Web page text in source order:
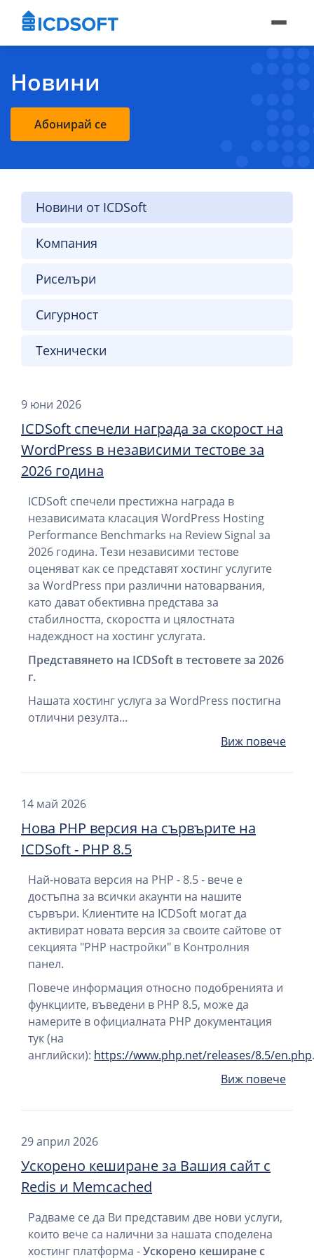
Новини
Абонирай се
Новини от ICDSoft
Компания
Риселъри
Сигурност
Технически
9 юни 2026
ICDSoft спечели награда за скорост на
WordPress в независими тестове за
2026 година
ICDSoft спечели престижна награда в
независимата класация WordPress Hosting
Performance Benchmarks на Review Signal за
2026 година. Тези независими тестове
оценяват как се представят хостинг услугите
за WordPress при различни натоварвания,
като дават обективна представа за
стабилността, скоростта и цялостната
надеждност на хостинг услугата.
Представянето на ICDSoft в тестовете за 2026
г.
Нашата хостинг услуга за WordPress постигна
отлични резулта...
Виж повече
14 май 2026
Нова PHP версия на сървърите на
ICDSoft - PHP 8.5
Най-новата версия на PHP - 8.5 - вече е
достъпна за всички акаунти на нашите
сървъри. Клиентите на ICDSoft могат да
активират новата версия за своите сайтове от
секцията "PHP настройки" в Контролния
панел.
Повече информация относно подобренията и
функциите, въведени в PHP 8.5, може да
намерите в официалната PHP документация
тук (на
английски): https://www.php.net/releases/8.5/en.php.
Виж повече
29 април 2026
Ускорено кеширане за Вашия сайт с
Redis и Memcached
Радваме се да Ви представим две нови услуги,
които вече са налични за нашата споделена
хостинг платформа -Ускорено кеширане с